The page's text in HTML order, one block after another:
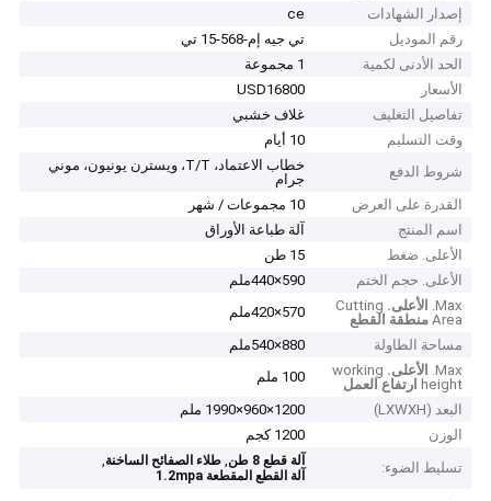
إصدار الشهادات
ce
رقم الموديل
تي جيه إم-568-15 تي
الحد الأدنى لكمية
1 مجموعة
الأسعار
USD16800
تفاصيل التغليف
غلاف خشبي
وقت التسليم
10 أيام
شروط الدفع
خطاب الاعتماد، T/T، ويسترن يونيون، موني
جرام
القدرة على العرض
10 مجموعات / شهر
اسم المنتج
آلة طباعة الأوراق
الأعلى. ضغط
15 طن
الأعلى. حجم الختم
590×440ملم
Max.
الأعلى. Cutting
Area منطقة القطع
570×420ملم
مساحة الطاولة
880×540ملم
Max.
الأعلى. working
height ارتفاع العمل
100 ملم
البعد (LXWXH)
1200×960×1990 ملم
الوزن
1200 كجم
تسليط الضوء:
آلة قطع 8 طن ,طلاء الصفائح الساخنة,
آلة القطع المقطعة 1.2mpa